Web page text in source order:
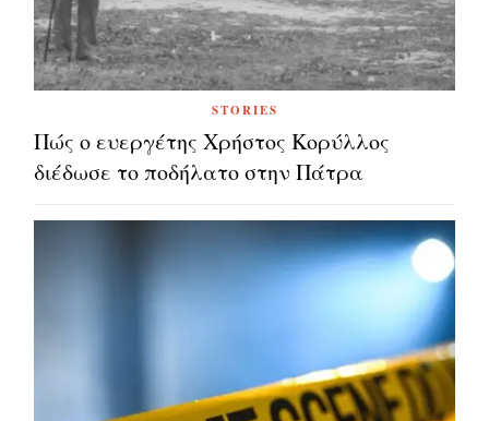
STORIES
Πώς ο ευεργέτης Χρήστος Κορύλλος
διέδωσε το ποδήλατο στην Πάτρα